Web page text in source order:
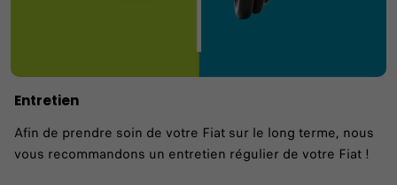
Entretien
Afin de prendre soin de votre Fiat sur le long terme, nous
vous recommandons un entretien régulier de votre Fiat !